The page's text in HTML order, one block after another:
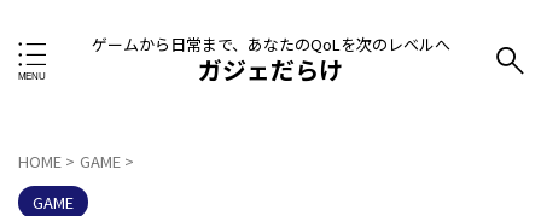
ゲームから日常まで、あなたのQoLを次のレベルへ
ガジェだらけ
HOME > GAME >
GAME